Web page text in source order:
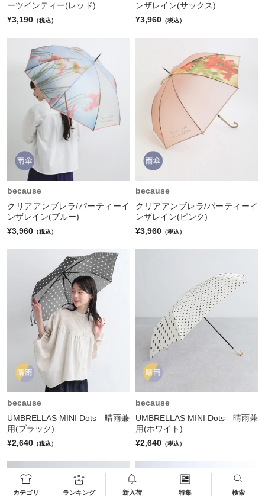
カテゴリ ランキング 新入荷 特集 検索
ーツインティー(レッド)
¥3,190 （税込）
ンザレイン(サックス)
¥3,960 （税込）
because
クリアアンブレラ/パーティーイ
ンザレイン(ブルー)
¥3,960 （税込）
because
クリアアンブレラ/パーティーイ
ンザレイン(ピンク)
¥3,960 （税込）
because
UMBRELLAS MINI Dots 晴雨兼
用(ブラック)
¥2,640 （税込）
because
UMBRELLAS MINI Dots 晴雨兼
用(ホワイト)
¥2,640 （税込）